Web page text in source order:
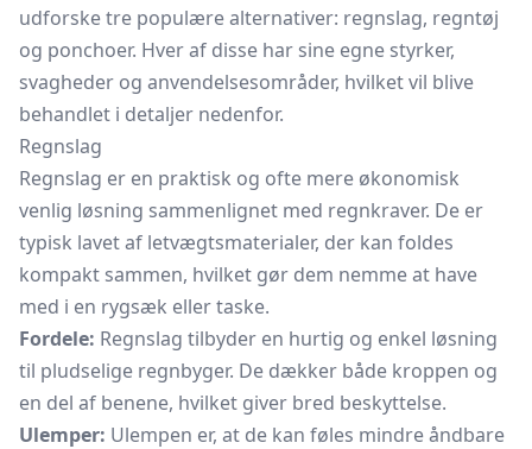
udforske tre populære alternativer: regnslag, regntøj
og ponchoer. Hver af disse har sine egne styrker,
svagheder og anvendelsesområder, hvilket vil blive
behandlet i detaljer nedenfor.
Regnslag
Regnslag er en praktisk og ofte mere økonomisk
venlig løsning sammenlignet med regnkraver. De er
typisk lavet af letvægtsmaterialer, der kan foldes
kompakt sammen, hvilket gør dem nemme at have
med i en rygsæk eller taske.
Fordele: Regnslag tilbyder en hurtig og enkel løsning
til pludselige regnbyger. De dækker både kroppen og
en del af benene, hvilket giver bred beskyttelse.
Ulemper: Ulempen er, at de kan føles mindre åndbare